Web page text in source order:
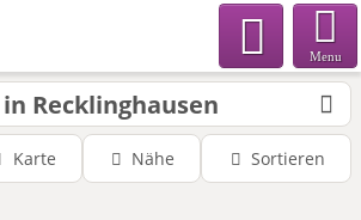
Menu
in Recklinghausen
Karte Nähe Sortieren